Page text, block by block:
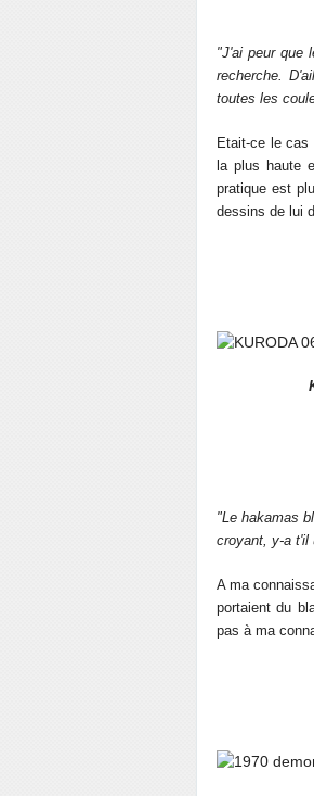
"J'ai peur que
recherche.
toutes les
Etait-ce le cas
la plus haute
pratique est
dessins de lui
"Le hakamas
croyant, y-a t'il
A ma
portaient du
pas à ma